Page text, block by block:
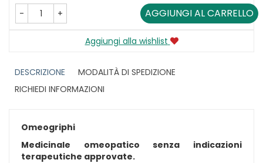
- + AGGIUNGI AL CARRELLO
Aggiungi alla wishlist
DESCRIZIONE
MODALITÀ DI SPEDIZIONE
RICHIEDI INFORMAZIONI
Omeogriphi
Medicinale omeopatico senza indicazioni
terapeutiche approvate.